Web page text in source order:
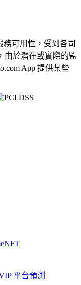
務可用性，受到各司
由於潛在或實際的監
App 提供某些
NFT
平台預測